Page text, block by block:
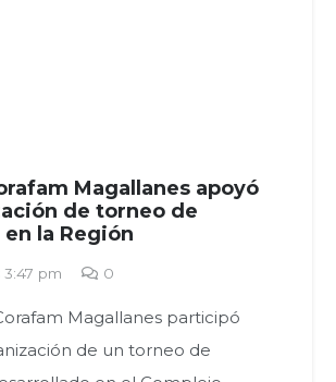
Magallanes apoyó
de torneo de
la Región
3:47 pm 0
Magallanes participó
de un torneo de